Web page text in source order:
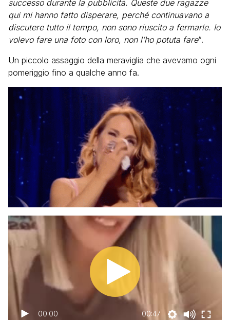
successo durante la pubblicità. Queste due ragazze
qui mi hanno fatto disperare, perché continuavano a
discutere tutto il tempo, non sono riuscito a fermarle. Io
volevo fare una foto con loro, non l’ho potuta fare“.
Un piccolo assaggio della meraviglia che avevamo ogni
pomeriggio fino a qualche anno fa.
00:00 00:47